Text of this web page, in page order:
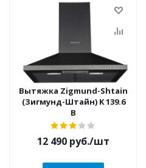
Вытяжка Zigmund-Shtain
(Зигмунд-Штайн) K 139.6
B
12 490 руб./шт